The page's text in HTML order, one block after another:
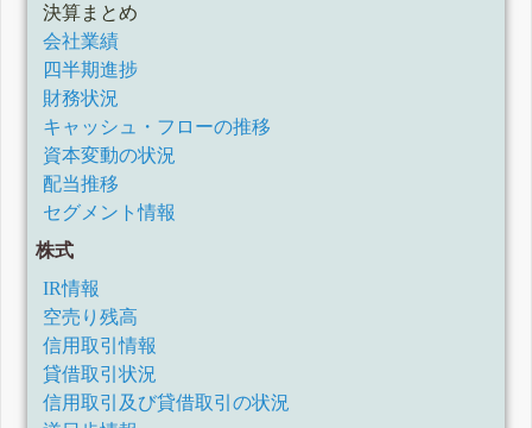
決算まとめ
会社業績
四半期進捗
財務状況
キャッシュ・フローの推移
資本変動の状況
配当推移
セグメント情報
株式
IR情報
空売り残高
信用取引情報
貸借取引状況
信用取引及び貸借取引の状況